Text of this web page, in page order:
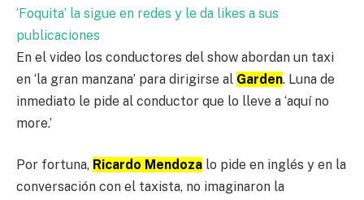
‘Foquita’ la sigue en redes y le da likes a sus
publicaciones
En el video los conductores del show abordan un taxi
en ‘la gran manzana’ para dirigirse al Garden. Luna de
inmediato le pide al conductor que lo lleve a ‘aquí no
more.’
Por fortuna, Ricardo Mendoza lo pide en inglés y en la
conversación con el taxista, no imaginaron la